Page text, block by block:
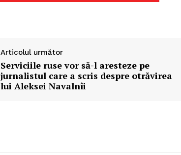
Articolul următor
Serviciile ruse vor să-l aresteze pe
jurnalistul care a scris despre otrăvirea
lui Aleksei Navalnîi